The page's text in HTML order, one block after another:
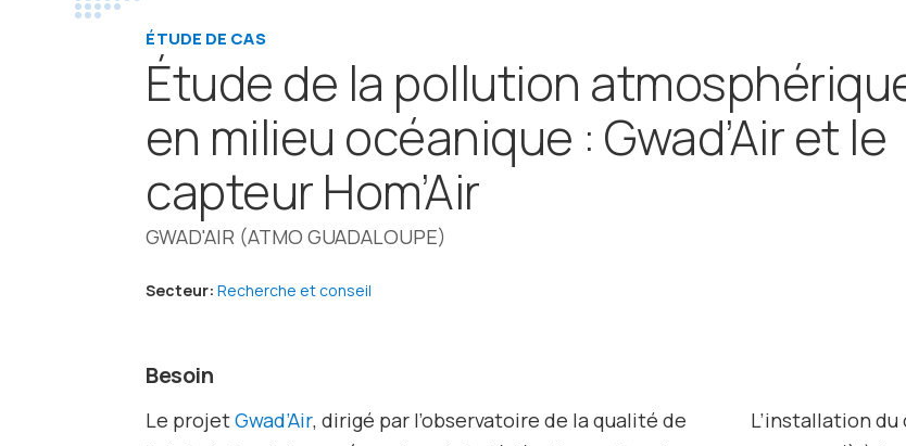
ÉTUDE DE CAS
Étude de la pollution
en milieu océanique : Gwad’Air et le
capteur Hom’Air
GWAD'AIR (ATMO GUADALOUPE)
Secteur:Recherche et conseil
Besoin
Le projetGwad’Air, dirigé par l’observatoire de la qualité de
L’installation du